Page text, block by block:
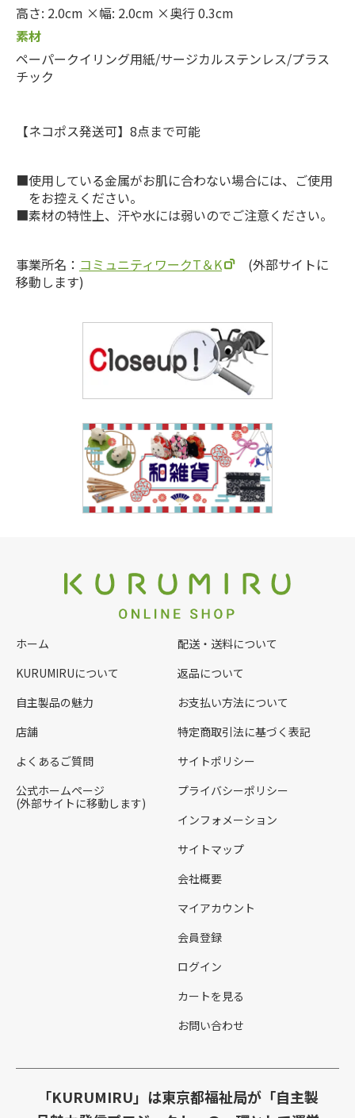
高さ: 2.0cm ×幅: 2.0cm ×奥行 0.3cm
素材
ペーパークイリング用紙/サージカルステンレス/プラス
チック
【ネコポス発送可】8点まで可能
使用している金属がお肌に合わない場合には、ご使用
をお控えください。
素材の特性上、汗や水には弱いのでご注意ください。
事業所名： コミュニティワークT＆K
(外部サイトに
移動します)
ホーム
KURUMIRUについて
自主製品の魅力
店舗
よくあるご質問
公式ホームページ
(外部サイトに移動します)
配送・送料について
返品について
お支払い方法について
特定商取引法に基づく表記
サイトポリシー
プライバシーポリシー
インフォメーション
サイトマップ
会社概要
マイアカウント
会員登録
ログイン
カートを見る
お問い合わせ
「KURUMIRU」は東京都福祉局が「自主製